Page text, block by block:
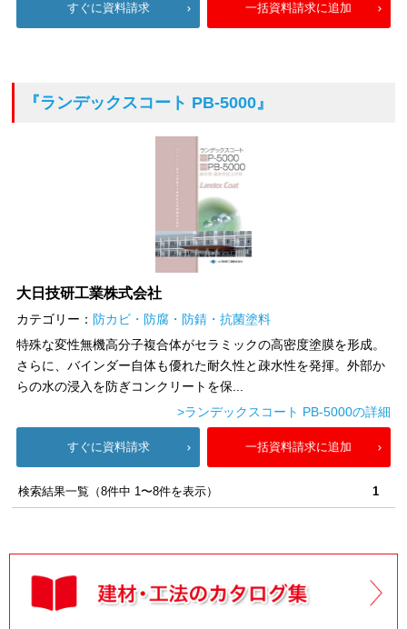
すぐに資料請求 一括資料請求に追加
『ランデックスコート PB-5000』
大日技研工業株式会社
カテゴリー： 防カビ・防腐・防錆・抗菌塗料
特殊な変性無機高分子複合体がセラミックの高密度塗膜を形成。
さらに、バインダー自体も優れた耐久性と疎水性を発揮。外部か
らの水の浸入を防ぎコンクリートを保...
>ランデックスコート PB-5000の詳細
すぐに資料請求 一括資料請求に追加
検索結果一覧（8件中 1〜8件を表示） 1